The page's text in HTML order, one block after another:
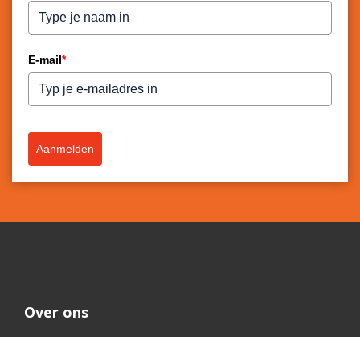
E-mail*
Aanmelden
Over ons